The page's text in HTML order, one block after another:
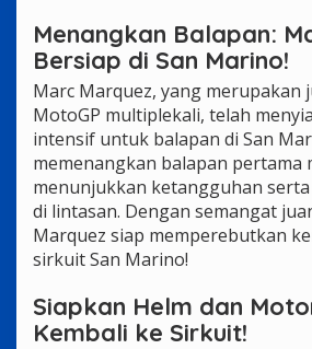
Menangkan Balapan:
Bersiap di San Marino!
Marc Marquez, yang merupakan
MotoGP multiplekali, telah
intensif untuk balapan di San
memenangkan balapan pertama
menunjukkan ketangguhan
di lintasan. Dengan semangat
Marquez siap memperebutkan
sirkuit San Marino!
Siapkan Helm dan
Kembali ke Sirkuit!